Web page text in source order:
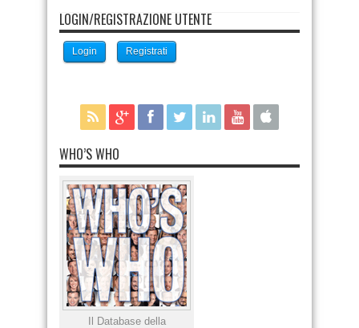
LOGIN/REGISTRAZIONE UTENTE
Login Registrati
WHO’S WHO
Il Database della